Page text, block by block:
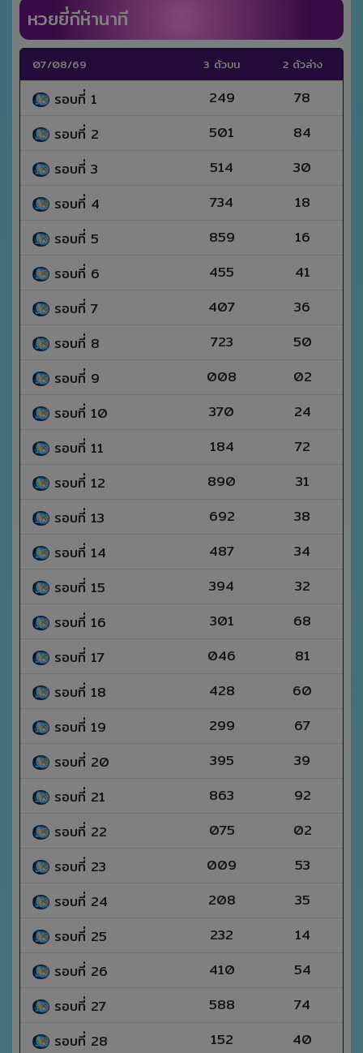
หวยยี่กีห้านาที
07/08/69 3 ตัวบน 2 ตัวล่าง
รอบที่ 1 249
78
รอบที่ 2
501
84
รอบที่ 3
514
30
รอบที่ 4
734
18
รอบที่ 5
859
16
รอบที่ 6
455
41
รอบที่ 7
407
36
รอบที่ 8
723
50
รอบที่ 9
008
02
รอบที่ 10
370
24
รอบที่ 11
184
72
รอบที่ 12
890
31
รอบที่ 13
692
38
รอบที่ 14
487
34
รอบที่ 15
394
32
รอบที่ 16
301
68
รอบที่ 17
046
81
รอบที่ 18
428
60
รอบที่ 19
299
67
รอบที่ 20
395
39
รอบที่ 21
863
92
รอบที่ 22
075
02
รอบที่ 23
009
53
รอบที่ 24
208
35
รอบที่ 25
232
14
รอบที่ 26
410
54
รอบที่ 27
588
74
รอบที่ 28
152
40